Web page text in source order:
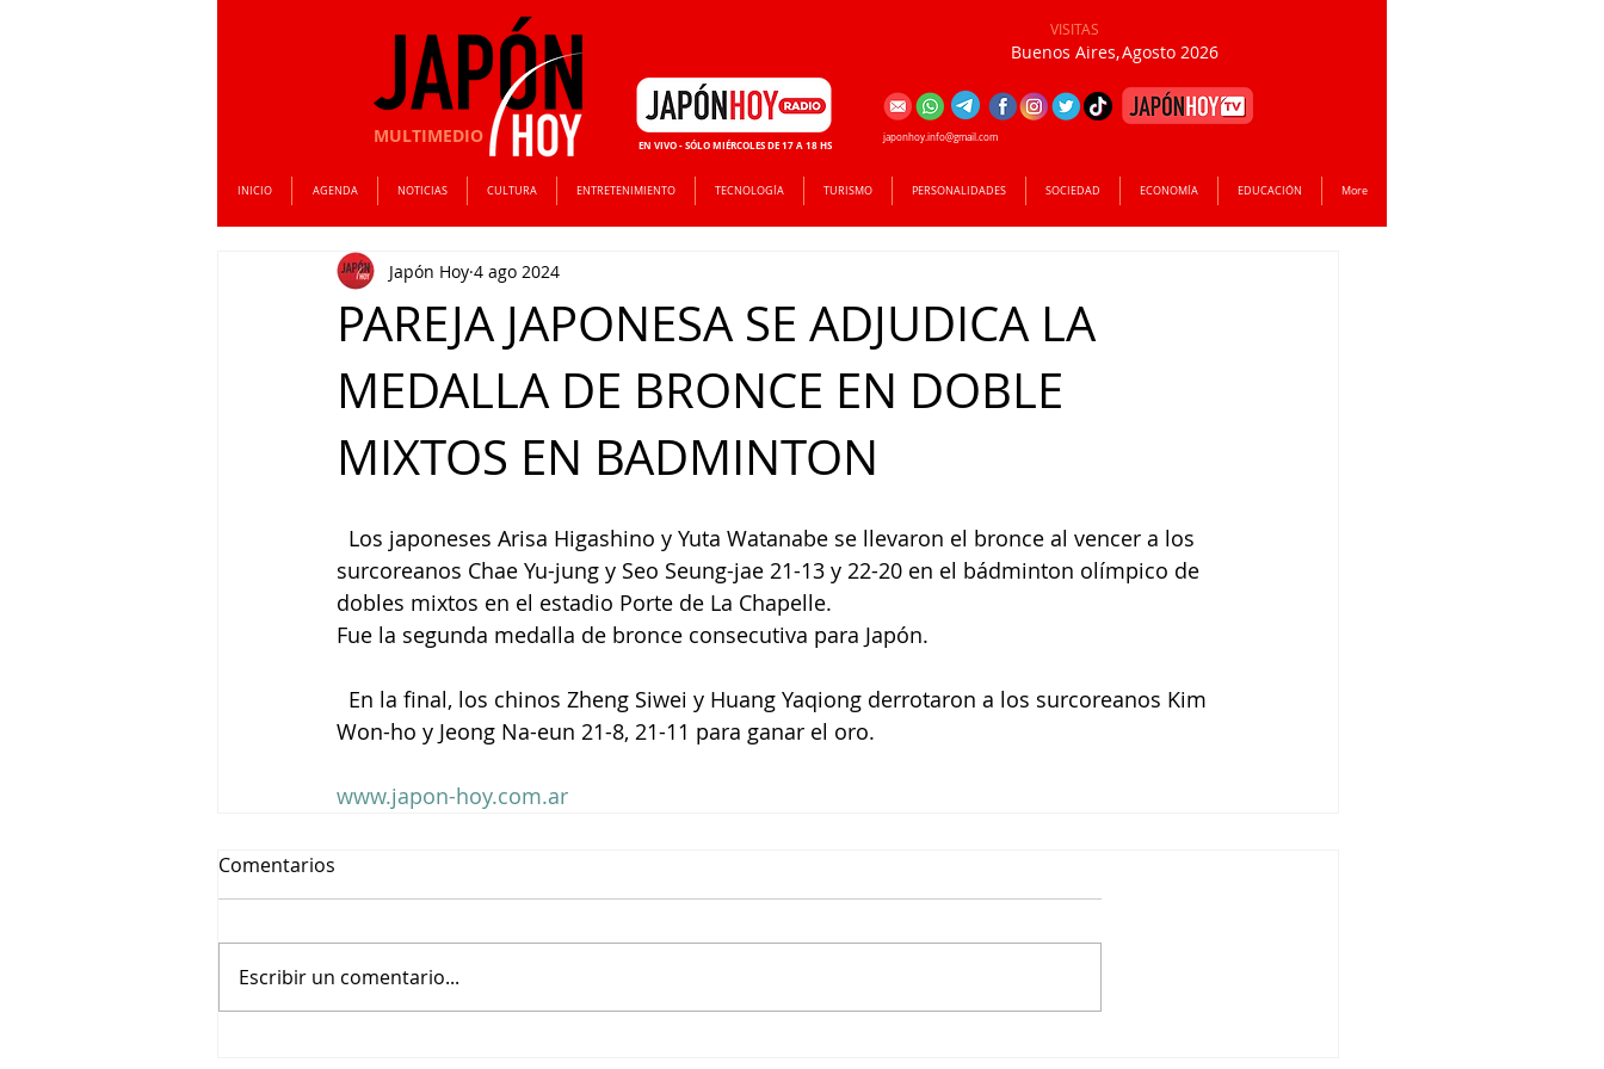
MULTIMEDIO
VISITAS
Buenos Aires,Agosto 2026
INICIO AGENDA NOTICIAS CULTURA ENTRETENIMIENTO TECNOLOGÍA TURISMO PERSONALIDADES SOCIEDAD ECONOMÍA EDUCACIÓN More
EN VIVO - SÓLO MIÉRCOLES DE 17 A 18 HS
japonhoy.info@gmail.com
PAREJA JAPONESA SE ADJUDICA LA
MEDALLA DE BRONCE EN DOBLE
MIXTOS EN BADMINTON
Japón Hoy 4 ago 2024
Los japoneses Arisa Higashino y Yuta Watanabe se llevaron el bronce al vencer a los
surcoreanos Chae Yu-jung y Seo Seung-jae 21-13 y 22-20 en el bádminton olímpico de
dobles mixtos en el estadio Porte de La Chapelle.
Fue la segunda medalla de bronce consecutiva para Japón.
En la final, los chinos Zheng Siwei y Huang Yaqiong derrotaron a los surcoreanos Kim
Won-ho y Jeong Na-eun 21-8, 21-11 para ganar el oro.
www.japon-hoy.com.ar
Comentarios
Escribir un comentario...